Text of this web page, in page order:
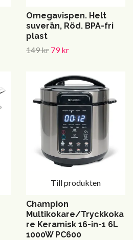
Omegavispen. Helt
suverän, Röd. BPA-fri
plast
149 kr 79 kr
Till produkten
Champion
Multikokare/Tryckkoka
re Keramisk 16-in-1 6L
1000W PC600